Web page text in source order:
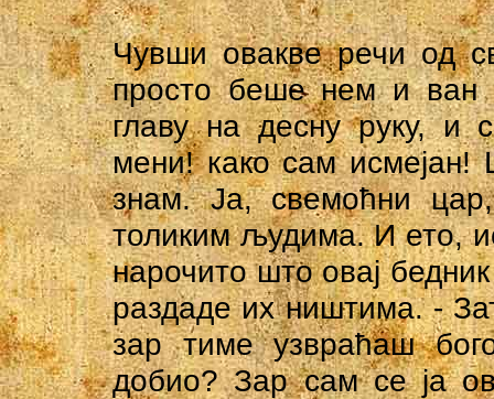
Чувши овакве речи од
просто беше нем и ван
главу на десну руку, и
мени! како сам
знам. Ја, свемоћни
толиким људима. И ето,
нарочито што овај
раздаде их ништима. -
зар тиме узвраћаш
добио? Зар сам се ја